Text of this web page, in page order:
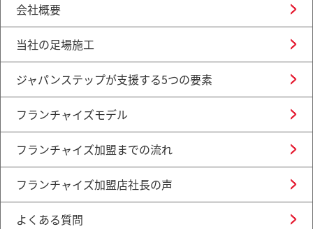
会社概要
当社の足場施工
ジャパンステップが支援する5つの要素
フランチャイズモデル
フランチャイズ加盟までの流れ
フランチャイズ加盟店社長の声
よくある質問